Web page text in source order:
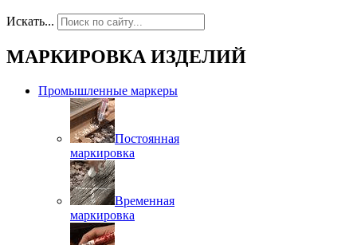
Искать...
МАРКИРОВКА ИЗДЕЛИЙ
Промышленные маркеры
Постоянная
маркировка
Временная
маркировка